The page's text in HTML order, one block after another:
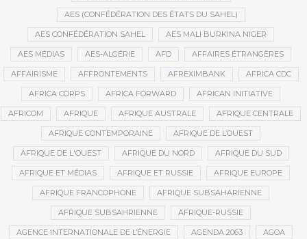
AES (CONFÉDÉRATION DES ÉTATS DU SAHEL)
AES CONFÉDÉRATION SAHEL AES MALI BURKINA NIGER
AES MÉDIAS AES-ALGÉRIE AFD AFFAIRES ÉTRANGÈRES
AFFAIRISME AFFRONTEMENTS AFREXIMBANK AFRICA CDC
AFRICA CORPS AFRICA FORWARD AFRICAN INITIATIVE
AFRICOM AFRIQUE AFRIQUE AUSTRALE AFRIQUE CENTRALE
AFRIQUE CONTEMPORAINE AFRIQUE DE L’OUEST
AFRIQUE DE L'OUEST AFRIQUE DU NORD AFRIQUE DU SUD
AFRIQUE ET MÉDIAS AFRIQUE ET RUSSIE AFRIQUE EUROPE
AFRIQUE FRANCOPHONE AFRIQUE SUBSAHARIENNE
AFRIQUE SUBSAHRIENNE AFRIQUE-RUSSIE
AGENCE INTERNATIONALE DE L’ÉNERGIE AGENDA 2063 AGOA